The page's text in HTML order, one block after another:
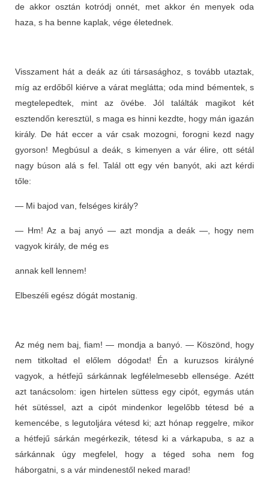
de akkor osztán kotródj onnét, met akkor én menyek oda
haza, s ha benne kaplak, vége életednek.
Visszament hát a deák az úti társasághoz, s tovább utaztak,
míg az erdőből kiérve a várat meglátta; oda mind bémentek, s
megtelepedtek, mint az övébe. Jól találták magikot két
esztendőn keresztül, s maga es hinni kezdte, hogy mán igazán
király. De hát eccer a vár csak mozogni, forogni kezd nagy
gyorson! Megbúsul a deák, s kimenyen a vár élire, ott sétál
nagy búson alá s fel. Talál ott egy vén banyót, aki azt kérdi
tőle:
— Mi bajod van, felséges király?
— Hm! Az a baj anyó — azt mondja a deák —, hogy nem
vagyok király, de még es
annak kell lennem!
Elbeszéli egész dógát mostanig.
Az még nem baj, fiam! — mondja a banyó. — Köszönd, hogy
nem titkoltad el előlem dógodat! Én a kuruzsos királyné
vagyok, a hétfejű sárkánnak legfélelmesebb ellensége. Azétt
azt tanácsolom: igen hirtelen süttess egy cipót, egymás után
hét sütéssel, azt a cipót mindenkor legelőbb tétesd bé a
kemencébe, s legutoljára vétesd ki; azt hónap reggelre, mikor
a hétfejű sárkán megérkezik, tétesd ki a várkapuba, s az a
sárkánnak úgy megfelel, hogy a téged soha nem fog
háborgatni, s a vár mindenestől neked marad!